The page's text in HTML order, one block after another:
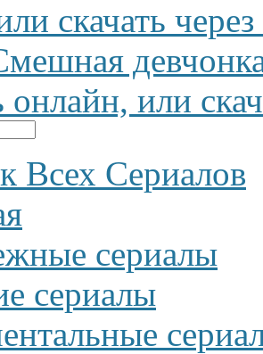
скачать
онлайн, или
Всех Сериалов
сериалы
сериалы